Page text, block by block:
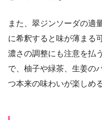
また、翠ジンソーダの適
に希釈すると味が薄まる
濃さの調整にも注意を払
で、柚子や緑茶、生姜の
つ本来の味わいが楽しめ